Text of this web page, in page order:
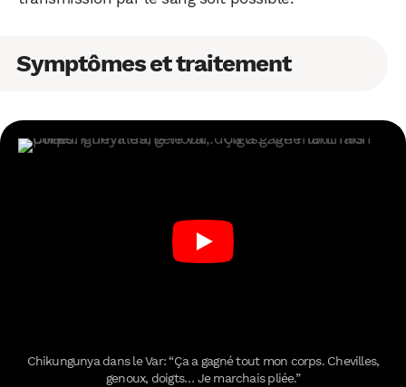
Symptômes et traitement
Chikungunya dans le Var: “Ça a gagné tout mon corps. Chevilles,
genoux, doigts… Je marchais pliée.”